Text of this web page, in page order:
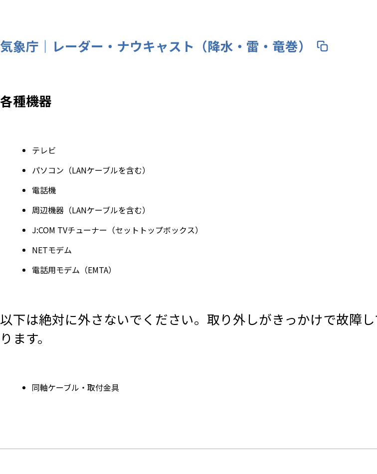
気象庁｜レーダー・ナウキャスト（降水・雷・竜巻）
各種機器
テレビ
パソコン（LANケーブルを含む）
電話機
周辺機器（LANケーブルを含む）
J:COM TVチューナー（セットトップボックス）
NETモデム
電話用モデム（EMTA）
以下は絶対に外さないでください。取り外しがきっかけで故障
ります。
同軸ケーブル・取付金具